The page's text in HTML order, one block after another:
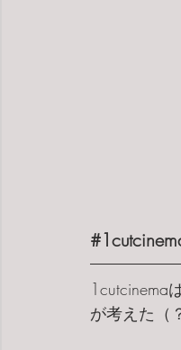
1cutcinema
が考えた（